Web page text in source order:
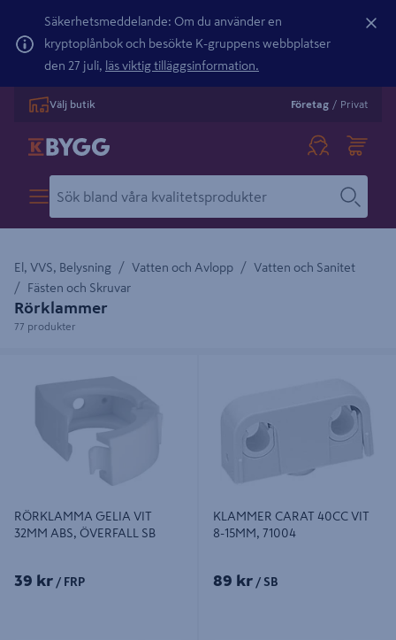
Säkerhetsmeddelande: Om du använder en
kryptoplånbok och besökte K-gruppens webbplatser
den 27 juli, läs viktig tilläggsinformation.
Välj butik Företag / Privat
El, VVS, Belysning Vatten och Avlopp
Vatten och Sanitet
Fästen och Skruvar
Rörklammer
77 produkter
ABS, ÖVERFALL SB
RÖRKLAMMA GELIA VIT
32MM ABS, ÖVERFALL SB
39 kr / FRP
KLAMMER CARAT 40CC VIT
8-15MM, 71004
89 kr / SB